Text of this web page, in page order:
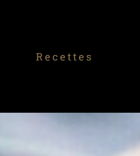
Recettes